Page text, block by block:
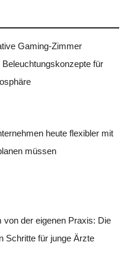
Gaming-Zimmer
Beleuchtungskonzepte für
heute flexibler mit
müssen
von der eigenen Praxis: Die
Schritte für junge Ärzte